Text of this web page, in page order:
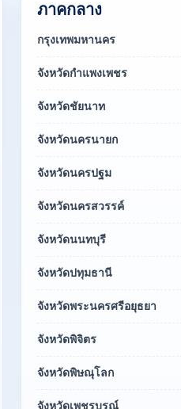
ภาคกลาง
กรุงเทพมหานคร
จังหวัดกำแพงเพชร
จังหวัดชัยนาท
จังหวัดนครนายก
จังหวัดนครปฐม
จังหวัดนครสวรรค์
จังหวัดนนทบุรี
จังหวัดปทุมธานี
จังหวัดพระนครศรีอยุธยา
จังหวัดพิจิตร
จังหวัดพิษณุโลก
จังหวัดเพชรบูรณ์